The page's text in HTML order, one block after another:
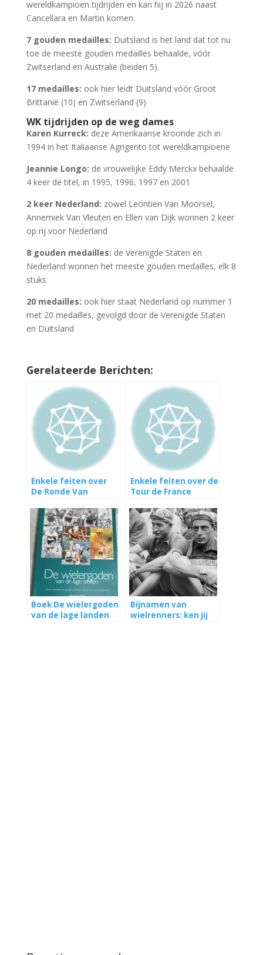
wereldkampioen tijdrijden en kan hij in 2026 naast
Cancellara en Martin komen.
7 gouden medailles: Duitsland is het land dat tot nu
toe de meeste gouden medailles behaalde, vóór
Zwitserland en Australië (beiden 5).
17 medailles: ook hier leidt Duitsland vóór Groot
Brittanië (10) en Zwitserland (9)
WK tijdrijden op de weg dames
Karen Kurreck: deze Amerikaanse kroonde zich in
1994 in het Italiaanse Agrigento tot wereldkampioene
Jeannie Longo: de vrouwelijke Eddy Merckx behaalde
4 keer de titel, in 1995, 1996, 1997 en 2001
2 keer Nederland: zowel Leontien Van Moorsel,
Annemiek Van Vleuten en Ellen van Dijk wonnen 2 keer
op rij voor Nederland
8 gouden medailles: de Verenigde Staten en
Nederland wonnen het meeste gouden medailles, elk 8
stuks
20 medailles: ook hier staat Nederland op nummer 1
met 20 medailles, gevolgd door de Verenigde Staten
en Duitsland
Gerelateerde Berichten:
Enkele feiten over
De Ronde Van
Enkele feiten over de
Tour de France
Boek De wielergoden
van de lage landen
Bijnamen van
wielrenners: ken jij